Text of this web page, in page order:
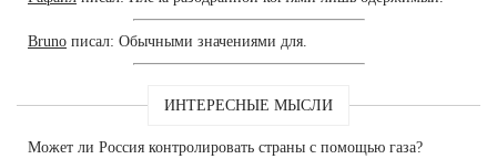
Bruno писал: Обычными значениями для.
ИНТЕРЕСНЫЕ МЫСЛИ
Может ли Россия контролировать страны с помощью газа?